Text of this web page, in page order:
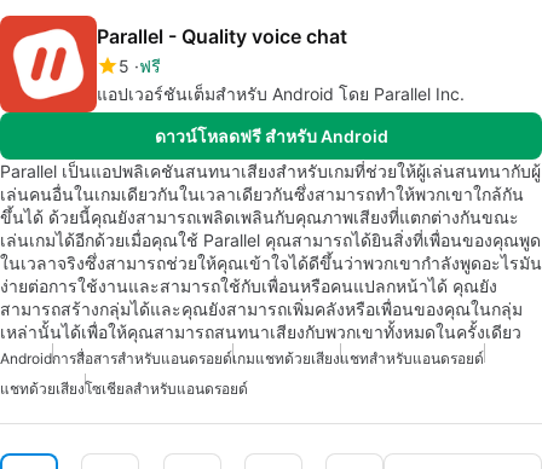
Parallel - Quality voice chat
5 ฟรี
แอปเวอร์ชันเต็มสำหรับ Android โดย Parallel Inc.
ดาวน์โหลดฟรี สำหรับ Android
Parallel เป็นแอปพลิเคชันสนทนาเสียงสำหรับเกมที่ช่วยให้ผู้เล่นสนทนากับผู้
เล่นคนอื่นในเกมเดียวกันในเวลาเดียวกันซึ่งสามารถทำให้พวกเขาใกล้กัน
ขึ้นได้ ด้วยนี้คุณยังสามารถเพลิดเพลินกับคุณภาพเสียงที่แตกต่างกันขณะ
เล่นเกมได้อีกด้วยเมื่อคุณใช้ Parallel คุณสามารถได้ยินสิ่งที่เพื่อนของคุณพูด
ในเวลาจริงซึ่งสามารถช่วยให้คุณเข้าใจได้ดีขึ้นว่าพวกเขากำลังพูดอะไรมัน
ง่ายต่อการใช้งานและสามารถใช้กับเพื่อนหรือคนแปลกหน้าได้ คุณยัง
สามารถสร้างกลุ่มได้และคุณยังสามารถเพิ่มคลังหรือเพื่อนของคุณในกลุ่ม
เหล่านั้นได้เพื่อให้คุณสามารถสนทนาเสียงกับพวกเขาทั้งหมดในครั้งเดียว
Androidการสื่อสารสำหรับแอนดรอยด์เกมแชทด้วยเสียงแชทสำหรับแอนดรอยด์
แชทด้วยเสียงโซเชียลสำหรับแอนดรอยด์